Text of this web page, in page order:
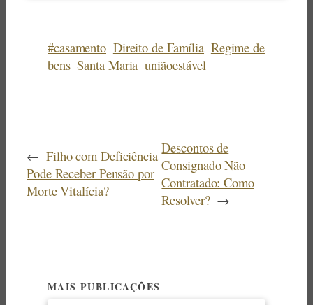
#casamento Direito de Família Regime de
bens Santa Maria uniãoestável
← Filho com Deficiência
Pode Receber Pensão por
Morte Vitalícia?
Descontos de
Consignado Não
Contratado: Como
Resolver? →
MAIS PUBLICAÇÕES